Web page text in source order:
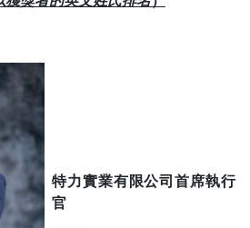
特力實業有限公司首席執行
官